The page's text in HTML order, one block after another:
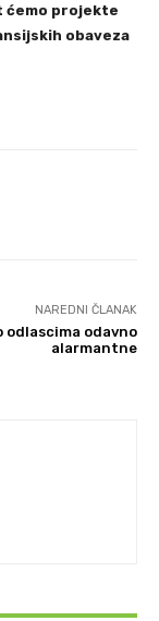
ćemo projekte
obaveza
NAREDNI ČLANAK
odlascima odavno
alarmantne